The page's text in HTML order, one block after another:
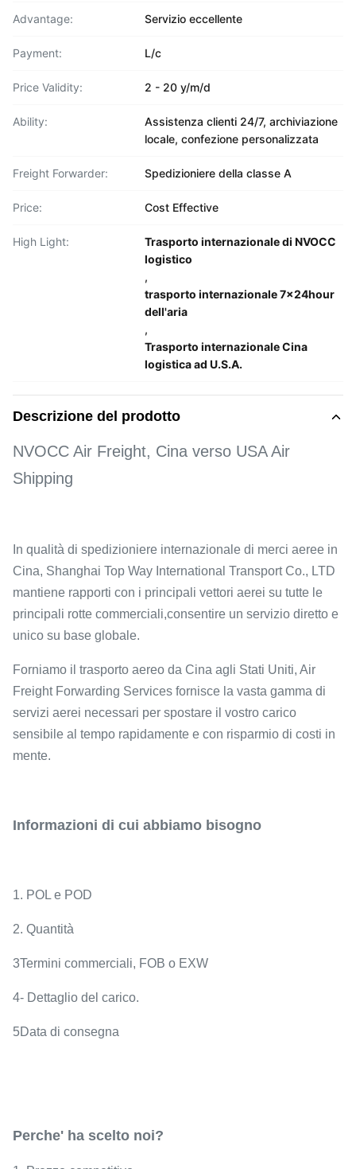
Advantage: Servizio eccellente
Payment: L/c
Price Validity: 2 - 20 y/m/d
Ability:
Assistenza clienti 24/7, archiviazione
locale, confezione personalizzata
Freight Forwarder: Spedizioniere della classe A
Price: Cost Effective
High Light:
Trasporto internazionale di NVOCC
logistico
,
trasporto internazionale 7x24hour
dell'aria
,
Trasporto internazionale Cina
logistica ad U.S.A.
Descrizione del prodotto
NVOCC Air Freight, Cina verso USA Air
Shipping
In qualità di spedizioniere internazionale di merci aeree in
Cina, Shanghai Top Way International Transport Co., LTD
mantiene rapporti con i principali vettori aerei su tutte le
principali rotte commerciali,consentire un servizio diretto e
unico su base globale.
Forniamo il trasporto aereo da Cina agli Stati Uniti, Air
Freight Forwarding Services fornisce la vasta gamma di
servizi aerei necessari per spostare il vostro carico
sensibile al tempo rapidamente e con risparmio di costi in
mente.
Informazioni di cui abbiamo bisogno
1. POL e POD
2. Quantità
3Termini commerciali, FOB o EXW
4- Dettaglio del carico.
5Data di consegna
Perche' ha scelto noi?